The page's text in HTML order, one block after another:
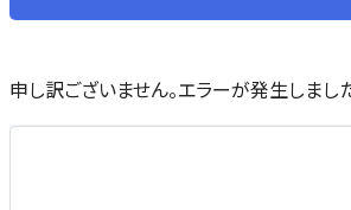
申し訳ございません。エラーが発生しまし